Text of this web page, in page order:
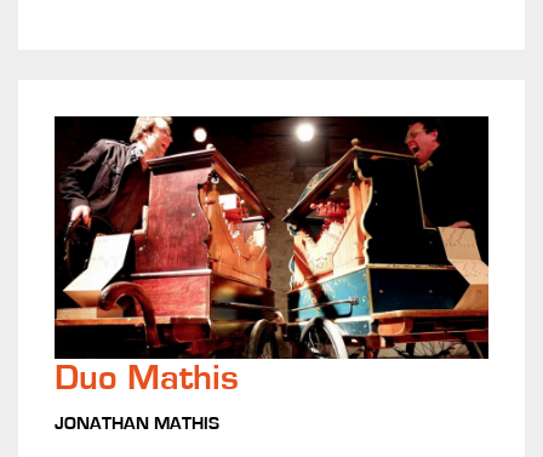
Duo Mathis
JONATHAN MATHIS